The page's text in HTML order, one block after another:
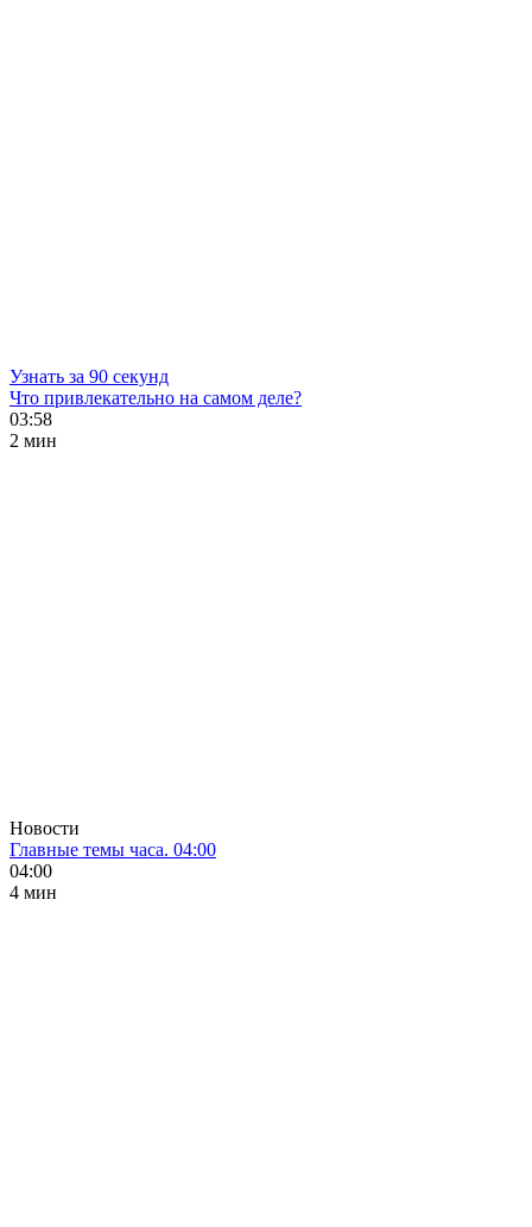
Узнать за 90 секунд
Что привлекательно на самом деле?
03:58
2 мин
Новости
Главные темы часа. 04:00
04:00
4 мин